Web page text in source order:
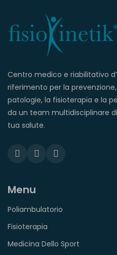
Centro medico e riabilitativo
riferimento per la
patologie, la fisioterapia e la
da un team multidisciplinare
tua salute.
Menu
Poliambulatorio
Fisioterapia
Medicina Dello Sport